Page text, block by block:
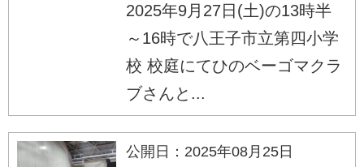
2025年9月27日(土)の13時半
～16時で八王子市立第四小学
校 校庭にてひのベーゴマクラ
ブさんと...
公開日：2025年08月25日